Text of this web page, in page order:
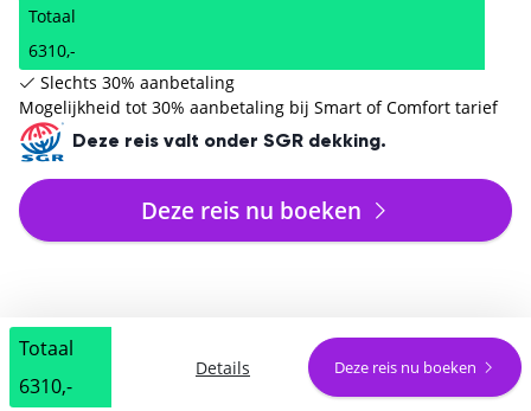
Totaal
6310,-
Slechts 30% aanbetaling
Mogelijkheid tot 30% aanbetaling bij Smart of Comfort tarief
Deze reis valt onder SGR dekking.
Deze reis nu boeken
Totaal
6310,-
Details Deze reis nu boeken